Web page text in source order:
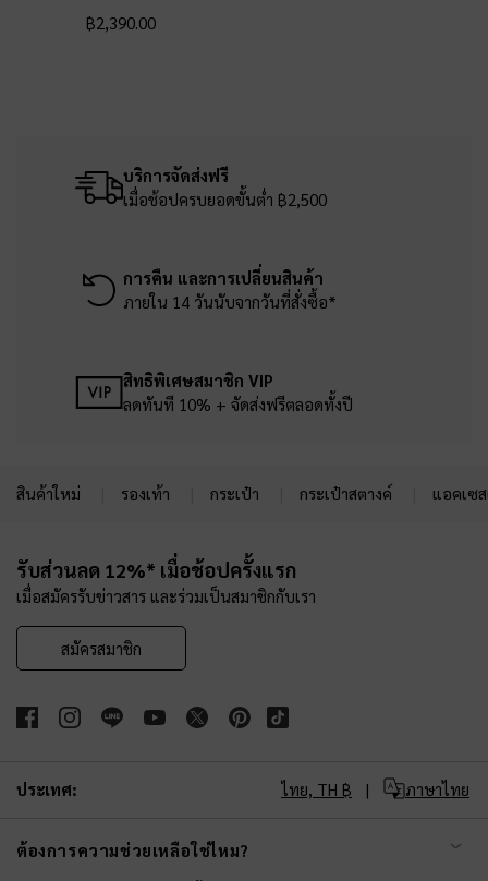
฿2,390.00
บริการจัดส่งฟรี
เมื่อช้อปครบยอดขั้นต่ำ ฿2,500
การคืน และการเปลี่ยนสินค้า
ภายใน 14 วันนับจากวันที่สั่งซื้อ*
สิทธิพิเศษสมาชิก VIP
ลดทันที 10% + จัดส่งฟรีตลอดทั้งปี
สินค้าใหม่ รองเท้า กระเป๋า กระเป๋าสตางค์ แอคเซ
รับส่วนลด 12%* เมื่อช้อปครั้งแรก
เมื่อสมัครรับข่าวสาร และร่วมเป็นสมาชิกกับเรา
สมัครสมาชิก
ประเทศ: ไทย, TH ฿ ภาษาไทย
ต้องการความช่วยเหลือใช่ไหม?